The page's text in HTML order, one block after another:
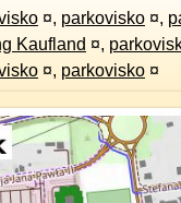
¤, parkovisko ¤,
Kaufland ¤,
¤, parkovisko ¤